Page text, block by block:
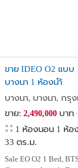
ขาย IDEO O2 แบบ
บางนา 1 ห้องนำ้
บางนา, บางนา, กรุ
ขาย: 2,490,000บาท
1 ห้องนอน 1 ห้อ
33 ตร.ม.
Sale EO O2 1 Bed,